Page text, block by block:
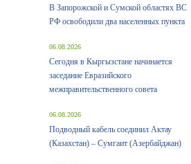
В Запорожской и Сумской областях ВС
РФ освободили два населенных пункта
06.08.2026
Сегодня в Кыргызстане начинается
заседание Евразийского
межправительственного совета
06.08.2026
Подводный кабель соединил Актау
(Казахстан) – Сумгаит (Азербайджан)